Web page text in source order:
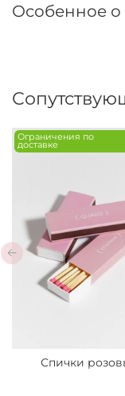
Особенное о
Ограничения по
доставке
Спички